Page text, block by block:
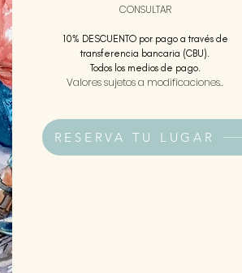
CONSULTAR
10% DESCUENTO por pago a través de
transferencia bancaria (CBU).
Todos los medios de pago.
Valores sujetos a modificaciones..
RESERVA TU LUGAR